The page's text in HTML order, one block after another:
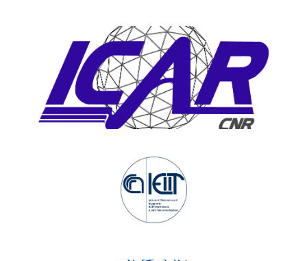
CNR - Istituto di Calcolo e Reti ad Alte Prestazioni
CNR - Istituto di Elettronica e di Ingegneria
dell’Informazione e delle Telecomunicazioni